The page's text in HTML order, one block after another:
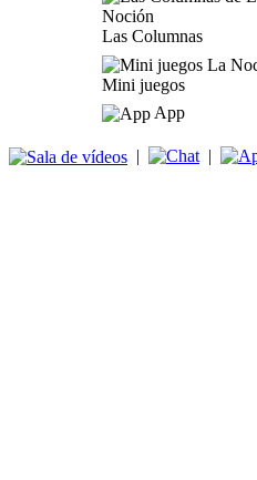
Las Columnas
Mini juegos
App
| |